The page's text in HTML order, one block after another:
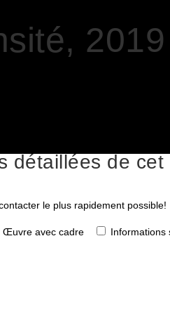
2019
détaillées de
le plus rapidement possible!
Œuvre avec cadre